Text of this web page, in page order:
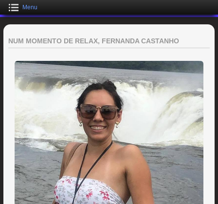
Menu
NUM MOMENTO DE RELAX, FERNANDA CASTANHO